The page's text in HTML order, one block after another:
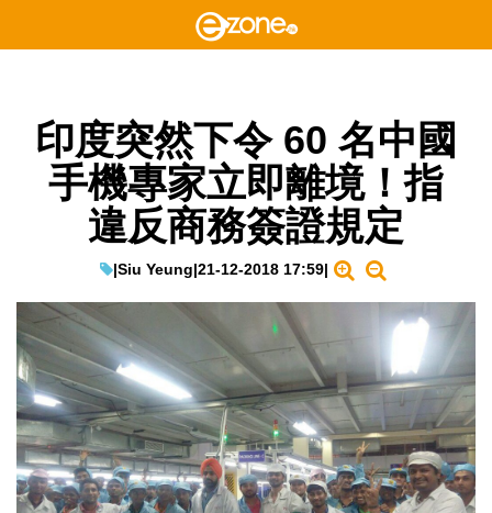
印度突然下令 60 名中國
手機專家立即離境！指
違反商務簽證規定
|Siu Yeung|21-12-2018 17:59|